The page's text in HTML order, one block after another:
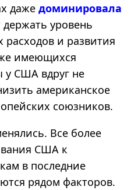
даже доминировала
держать уровень
расходов и развития
имеющихся
у США вдруг не
американское
союзников.
Все более
США к
в последние
рядом факторов.